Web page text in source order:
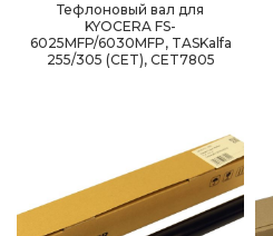
Тефлоновый вал для
KYOCERA FS-
6025MFP/6030MFP, TASKalfa
255/305 (CET), CET7805